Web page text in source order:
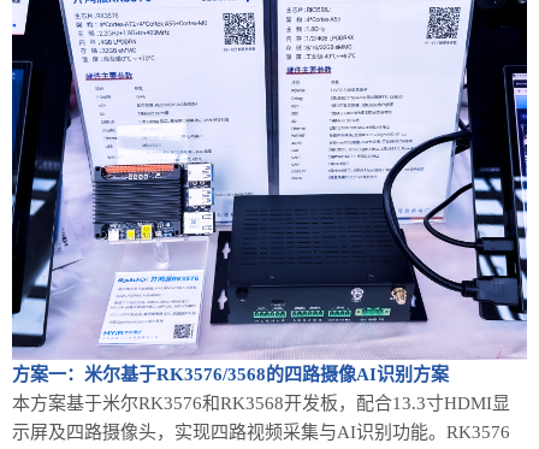
方案一： 米尔基于RK3576/3568的四路摄像AI识别方案
本方案基于米尔RK3576和RK3568开发板，配合13.3寸HDMI显
示屏及四路摄像头，实现四路视频采集与AI识别功能。RK3576